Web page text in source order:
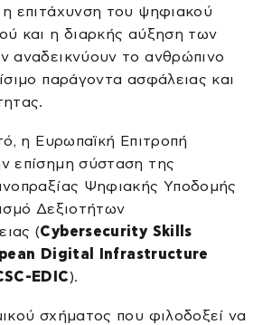
επιτάχυνση του ψηφιακού
και η διαρκής αύξηση των
αναδεικνύουν το ανθρώπινο
παράγοντα ασφάλειας και
η Ευρωπαϊκή Επιτροπή
επίσημη σύσταση της
Ψηφιακής Υποδομής
Δεξιοτήτων
(Cybersecurity Skills
Digital Infrastructure
EDIC).
σχήματος που φιλοδοξεί να